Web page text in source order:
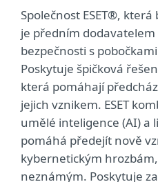
Společnost ESET®,
je předním
bezpečnosti s
Poskytuje špičková
která pomáhají
jejich vznikem. ESET
umělé inteligence (AI) a
pomáhá předejít nově
kybernetickým
neznámým. Poskytuje